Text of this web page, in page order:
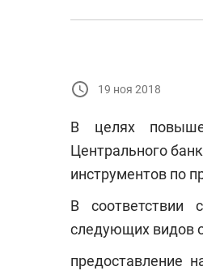
19 ноя 2018
В целях
Центрального
инструментов по
В соответствии
следующих видов
предоставление